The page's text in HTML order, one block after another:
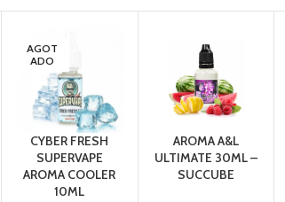
AGOT
ADO
CYBER FRESH
SUPERVAPE
AROMA COOLER
10ML
AROMA A&L
ULTIMATE 30ML –
SUCCUBE